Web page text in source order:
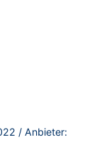
/ Anbieter: